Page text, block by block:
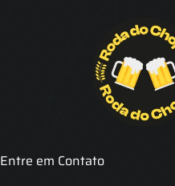
Entre em Contato